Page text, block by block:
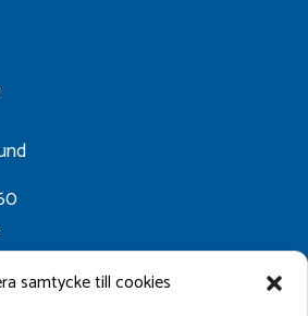
samtycke till cookies